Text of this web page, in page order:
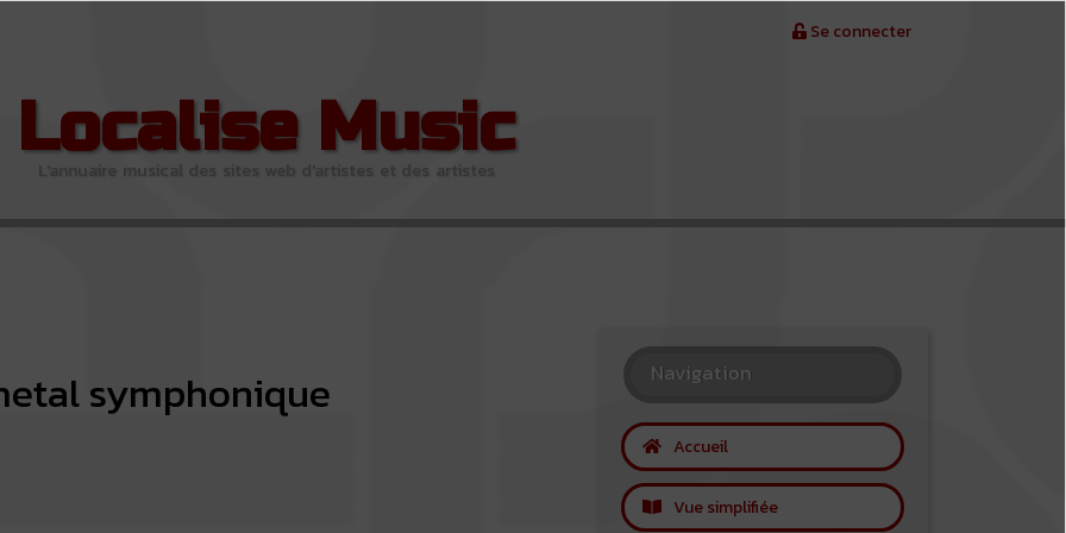
Se connecter
Localise Music
L'annuaire musical des sites web d'artistes et des artistes
symphonique Navigation
Accueil
Vue simplifiée